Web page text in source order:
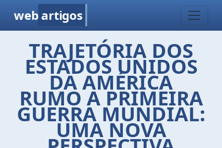
web artigos
TRAJETÓRIA DOS
ESTADOS UNIDOS
DA AMÉRICA
RUMO A PRIMEIRA
GUERRA MUNDIAL:
UMA NOVA